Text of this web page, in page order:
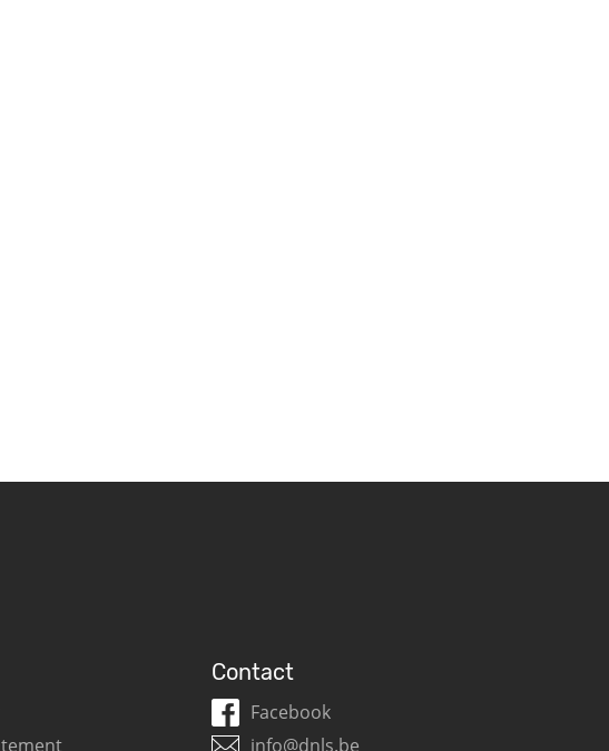
Contact
Facebook
info@dnls.be